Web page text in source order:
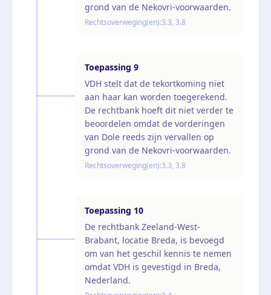
grond van de Nekovri-voorwaarden.
Rechtsoverweging(en):3.3, 3.8
Toepassing 9
VDH stelt dat de tekortkoming niet
aan haar kan worden toegerekend.
De rechtbank hoeft dit niet verder te
beoordelen omdat de vorderingen
van Dole reeds zijn vervallen op
grond van de Nekovri-voorwaarden.
Rechtsoverweging(en):3.3, 3.8
Toepassing 10
De rechtbank Zeeland-West-
Brabant, locatie Breda, is bevoegd
om van het geschil kennis te nemen
omdat VDH is gevestigd in Breda,
Nederland.